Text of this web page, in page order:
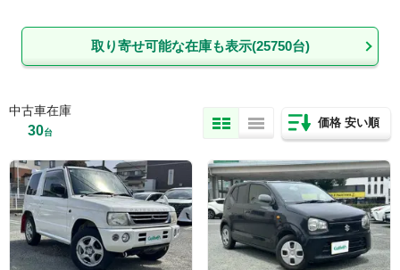
取り寄せ可能な在庫も表示(25750台)
中古車在庫
30台
価格 安い順